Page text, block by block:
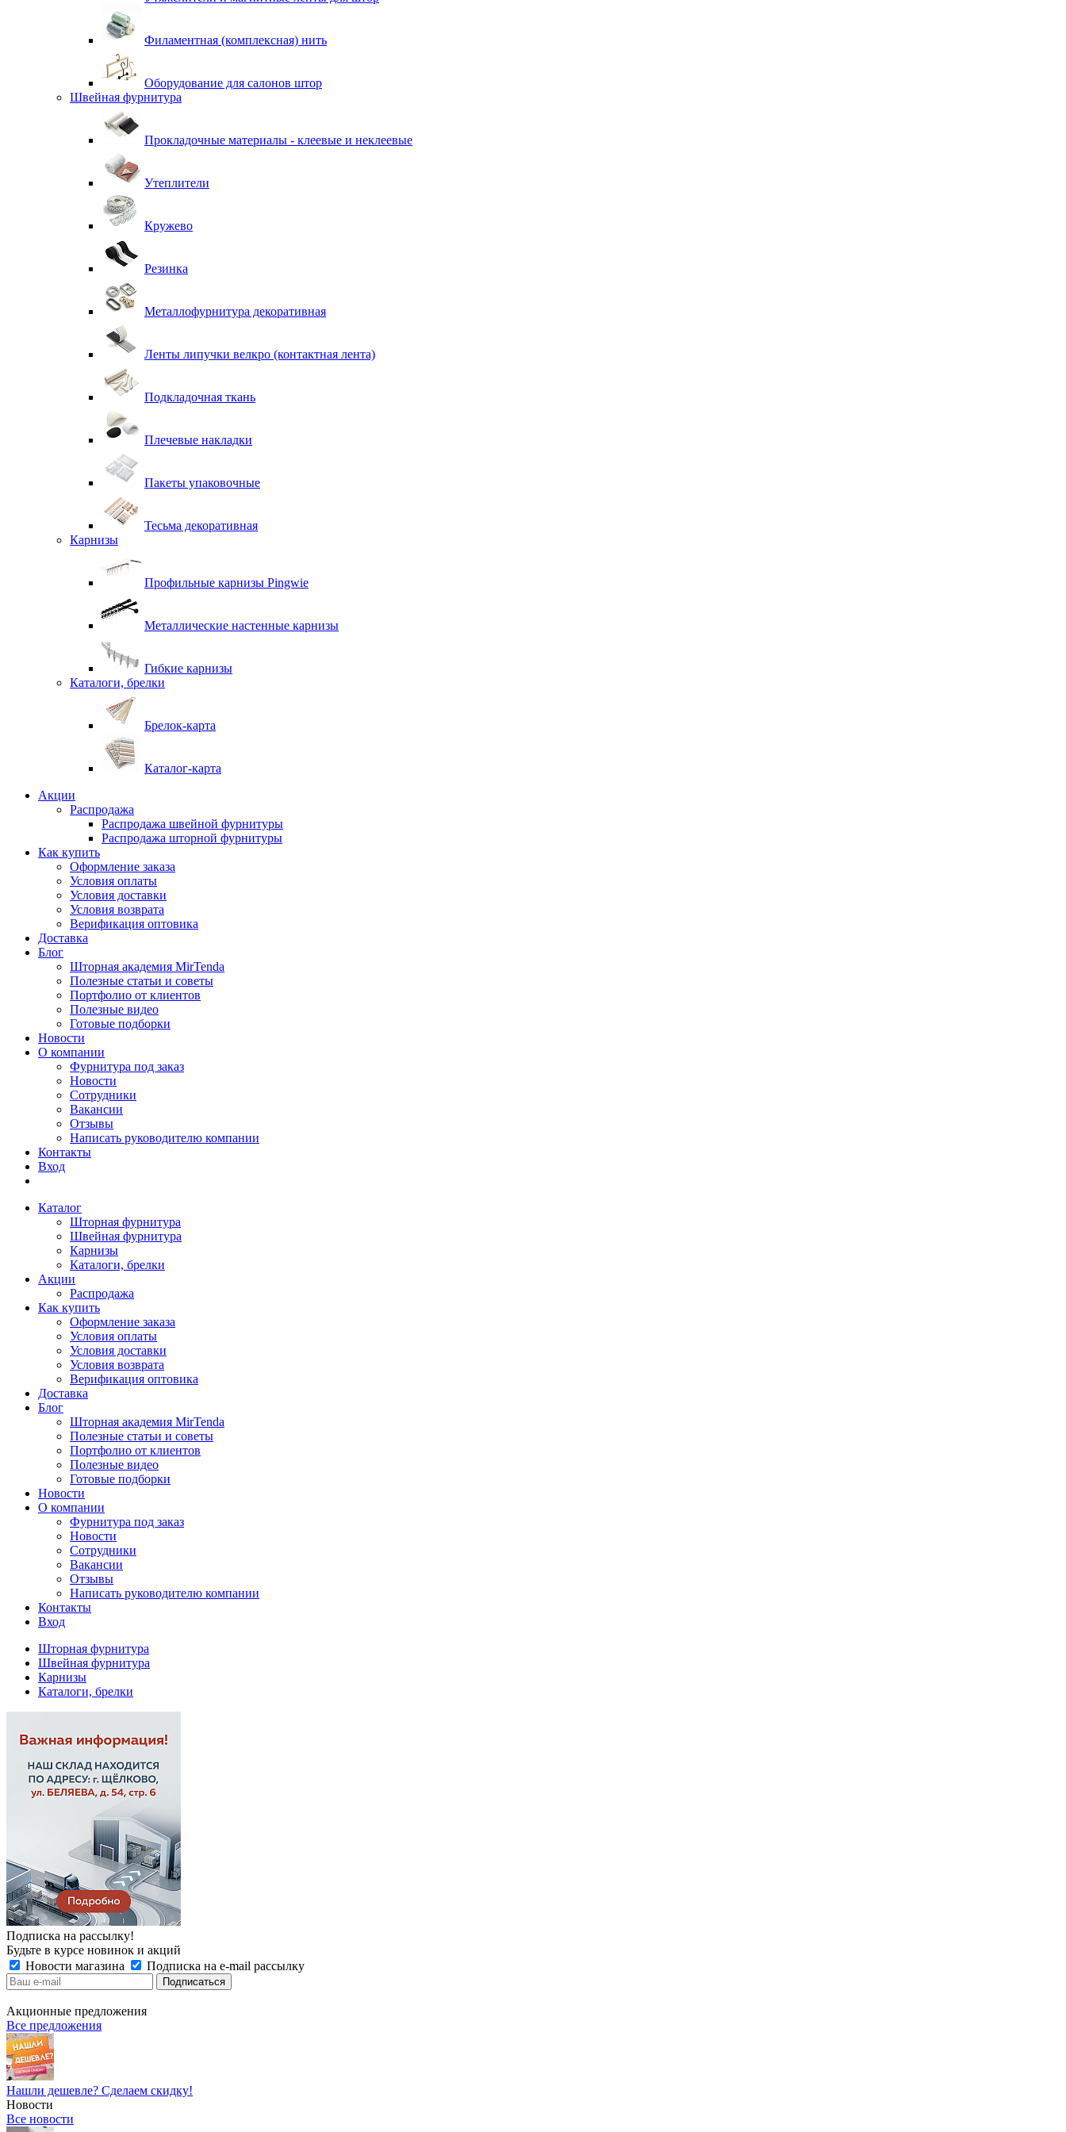
Филаментная (комплексная) нить
Оборудование для салонов штор
Швейная фурнитура
Прокладочные материалы - клеевые и неклеевые
Утеплители
Кружево
Резинка
Металлофурнитура декоративная
Ленты липучки велкро (контактная лента)
Подкладочная ткань
Плечевые накладки
Пакеты упаковочные
Тесьма декоративная
Карнизы
Профильные карнизы Pingwie
Металлические настенные карнизы
Гибкие карнизы
Каталоги, брелки
Брелок-карта
Каталог-карта
Акции
Распродажа
Распродажа швейной фурнитуры
Распродажа шторной фурнитуры
Как купить
Оформление заказа
Условия оплаты
Условия доставки
Условия возврата
Верификация оптовика
Доставка
Блог
Шторная академия MirTenda
Полезные статьи и советы
Портфолио от клиентов
Полезные видео
Готовые подборки
Новости
О компании
Фурнитура под заказ
Новости
Сотрудники
Вакансии
Отзывы
Написать руководителю компании
Контакты
Вход
Каталог
Шторная фурнитура
Швейная фурнитура
Карнизы
Каталоги, брелки
Акции
Распродажа
Как купить
Оформление заказа
Условия оплаты
Условия доставки
Условия возврата
Верификация оптовика
Доставка
Блог
Шторная академия MirTenda
Полезные статьи и советы
Портфолио от клиентов
Полезные видео
Готовые подборки
Новости
О компании
Фурнитура под заказ
Новости
Сотрудники
Вакансии
Отзывы
Написать руководителю компании
Контакты
Вход
Шторная фурнитура
Швейная фурнитура
Карнизы
Каталоги, брелки
Подписка на рассылку!
Будьте в курсе новинок и акций
Новости магазина
Подписка на e-mail рассылку
Акционные предложения
Все предложения
Нашли дешевле? Сделаем скидку!
Новости
Все новости